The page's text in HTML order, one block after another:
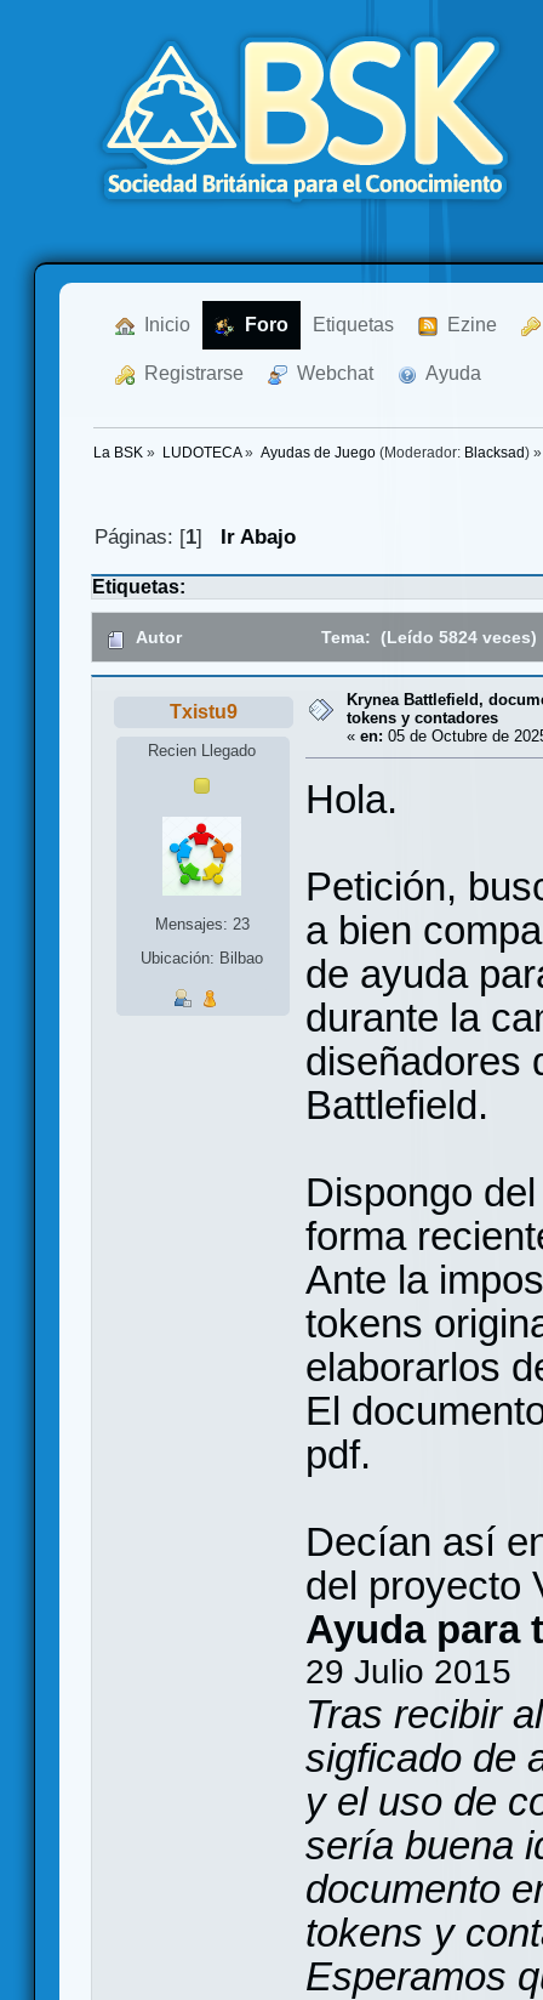
Inicio Foro Etiquetas Ezine
Registrarse Webchat Ayuda
La BSK » LUDOTECA» Ayudas de Juego(Moderador: Blacksad ) »
Páginas: [1] Ir Abajo
Etiquetas:
Autor Tema: (Leído 5824 veces)
Txistu9
Recien Llegado
Mensajes: 23
Ubicación: Bilbao
Krynea Battlefield,
tokens y contadores
« en: 05 de Octubre de
Hola.
Petición,
a bien
de ayuda
durante la
diseñadores
Battlefield.
Dispongo
forma
Ante la
tokens
elaborarlos
El
pdf.
Decían así
del proyecto
Ayuda para
29 Julio 2015
Tras recibir
sigficado de
y el uso de
sería buena
documento
tokens y
Esperamos